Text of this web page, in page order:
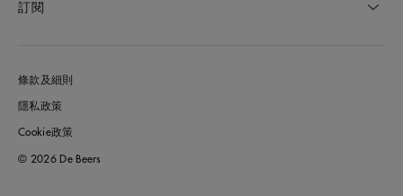
訂閱
條款及細則
隱私政策
Cookie政策
© 2026 De Beers